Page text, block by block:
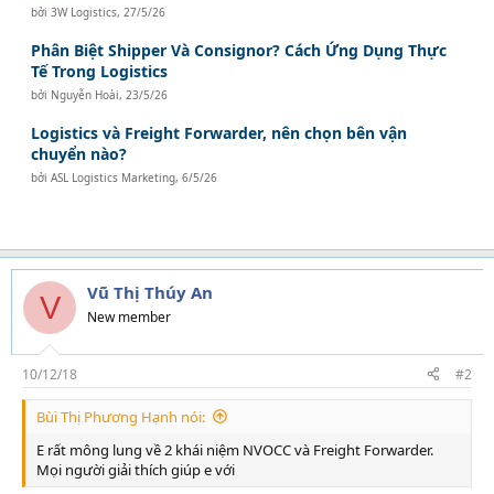
bởi3W Logistics,27/5/26
Phân Biệt Shipper Và Consignor? Cách Ứng Dụng Thực
Tế Trong Logistics
bởi Nguyễn Hoài,23/5/26
Logistics và Freight Forwarder, nên chọn bên vận
chuyển nào?
bởiASL Logistics Marketing,6/5/26
V Vũ Thị Thúy An
New member
10/12/18 #2
Bùi Thị Phương Hạnh nói:
E rất mông lung về 2 khái niệm NVOCC và Freight Forwarder.
Mọi người giải thích giúp e với